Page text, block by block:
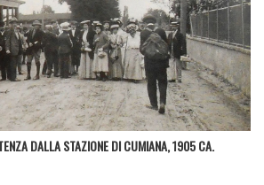
DALLA STAZIONE DI CUMIANA, 1905 CA.